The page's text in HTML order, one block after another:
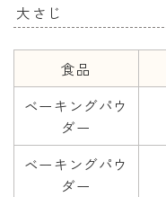
大さじ
食品
ベーキングパウ
ダー
ベーキングパウ
ダー